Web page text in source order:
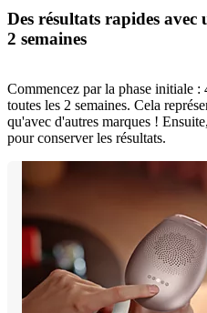
Des résultats rapides avec
2 semaines
Commencez par la phase initiale :
toutes les 2 semaines. Cela
qu'avec d'autres marques !
pour conserver les résultats.